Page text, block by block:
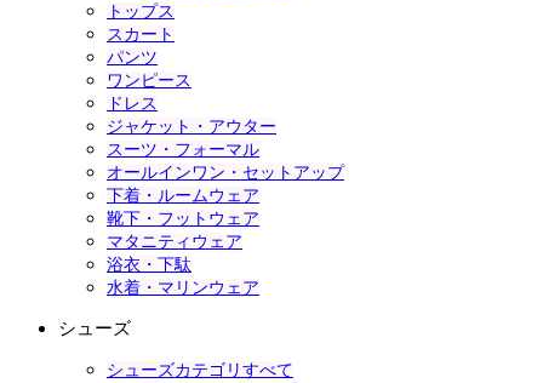
トップス
スカート
パンツ
ワンピース
ドレス
ジャケット・アウター
スーツ・フォーマル
オールインワン・セットアップ
下着・ルームウェア
靴下・フットウェア
マタニティウェア
浴衣・下駄
水着・マリンウェア
シューズ
シューズカテゴリすべて